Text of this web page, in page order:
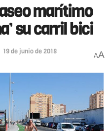
marítimo
su carril bici
19 de junio de 2018
AA